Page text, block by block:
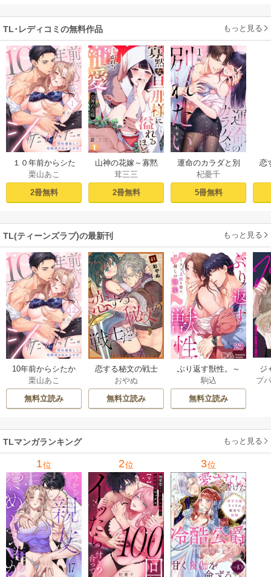
TL･レディコミの無料作品 もっと見る
１０年前からシた
かった。～理性爆
散した幼馴染のわ
からせＨ（１）
栗山あこ
2冊無料
山神の花嫁～寡黙
な旦那様に溢れる
ほど注がれる寵愛
～【TL版】 1巻
茸三三
2冊無料
運命のカラダと別
れたい。～思い出
したくなかった、
元カレとのズブズ
杞憂千
5冊無料
恋
TL(ティーンズラブ)の最新刊 もっと見る
10年前からシたか
った。～理性爆散
した幼馴染のわか
らせＨ 12巻
栗山あこ
無料立読み
恋する秘文の戦士
たち【forcs edite
d】 43-44巻
おやぬ
無料立読み
ぶり返す獣性。～
カースト上位な男
の、10年越しの激
愛 23巻
駒込
無料立読み
ジ
ク
プ
TLマンガランキング もっと見る
1位 2位 3位